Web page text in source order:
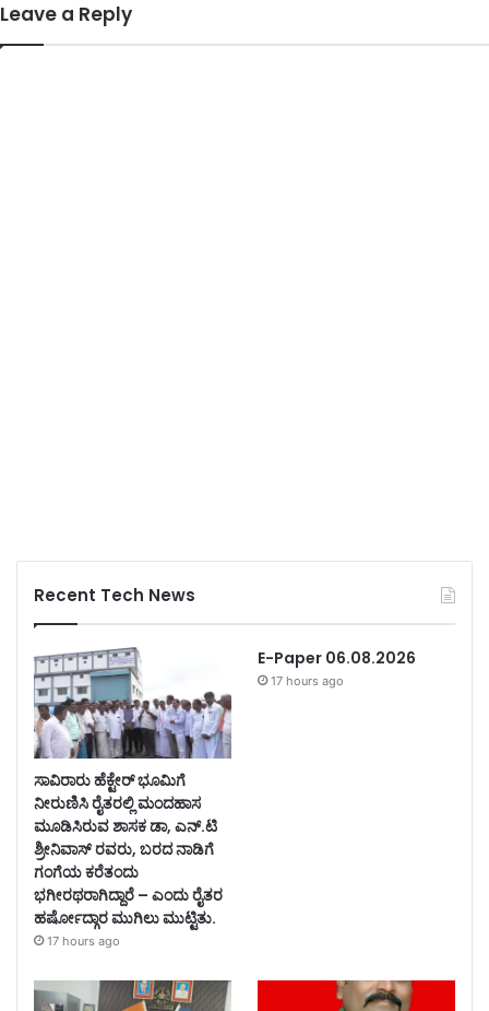
Leave a Reply
Recent Tech News
ಸಾವಿರಾರು ಹೆಕ್ಟೇರ್ ಭೂಮಿಗೆ
ನೀರುಣಿಸಿ ರೈತರಲ್ಲಿ ಮಂದಹಾಸ
ಮೂಡಿಸಿರುವ ಶಾಸಕ ಡಾ, ಎನ್.ಟಿ
ಶ್ರೀನಿವಾಸ್ ರವರು, ಬರದ ನಾಡಿಗೆ
ಗಂಗೆಯ ಕರೆತಂದು
ಭಗೀರಥರಾಗಿದ್ದಾರೆ – ಎಂದು ರೈತರ
ಹರ್ಷೋದ್ಗಾರ ಮುಗಿಲು ಮುಟ್ಟಿತು.
17 hours ago
E-Paper 06.08.2026
17 hours ago